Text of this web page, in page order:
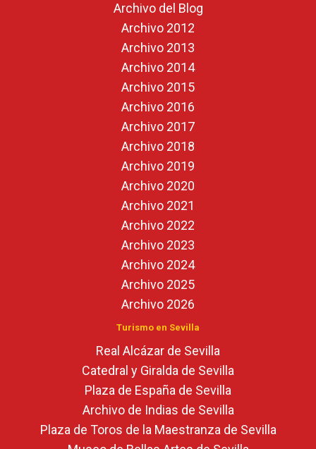
Archivo del Blog
Archivo 2012
Archivo 2013
Archivo 2014
Archivo 2015
Archivo 2016
Archivo 2017
Archivo 2018
Archivo 2019
Archivo 2020
Archivo 2021
Archivo 2022
Archivo 2023
Archivo 2024
Archivo 2025
Archivo 2026
Turismo en Sevilla
Real Alcázar de Sevilla
Catedral y Giralda de Sevilla
Plaza de España de Sevilla
Archivo de Indias de Sevilla
Plaza de Toros de la Maestranza de Sevilla